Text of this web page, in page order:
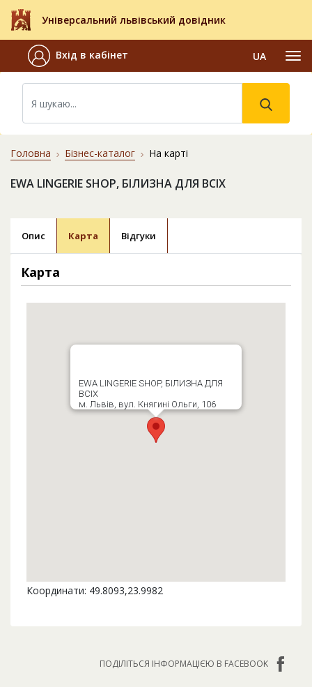
Універсальний львівський довідник
Вхід в кабінет UA
Головна Бізнес-каталог На карті
EWA LINGERIE SHOP, БІЛИЗНА ДЛЯ ВСІХ
Опис Карта Відгуки
Карта
EWA LINGERIE SHOP, БІЛИЗНА ДЛЯ
ВСІХ
м. Львів, вул. Княгині Ольги, 106
Координати: 49.8093,23.9982
ПОДІЛІТЬСЯ ІНФОРМАЦІЄЮ В FACEBOOK